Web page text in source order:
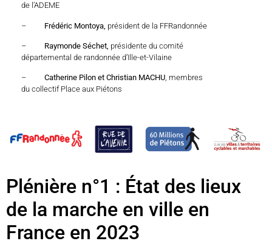
de l’ADEME
– Frédéric Montoya, président de la FFRandonnée
– Raymonde Séchet, présidente du comité
départemental de randonnée d’Ille-et-Vilaine
– Catherine Pilon et Christian MACHU, membres
du collectif Place aux Piétons
Plénière n°1 : État des lieux
de la marche en ville en
France en 2023